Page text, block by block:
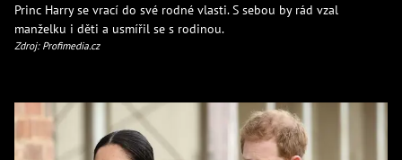
Princ Harry se vrací do své rodné vlasti. S sebou by rád vzal
manželku i děti a usmířil se s rodinou.
Zdroj: Profimedia.cz